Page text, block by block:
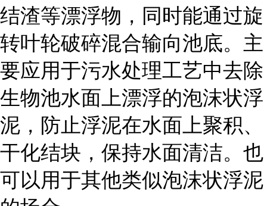
结渣等漂浮物，同时能通过旋
转叶轮破碎混合输向池底。主
要应用于污水处理工艺中去除
生物池水面上漂浮的泡沫状浮
泥，防止浮泥在水面上聚积、
干化结块，保持水面清洁。也
可以用于其他类似泡沫状浮泥